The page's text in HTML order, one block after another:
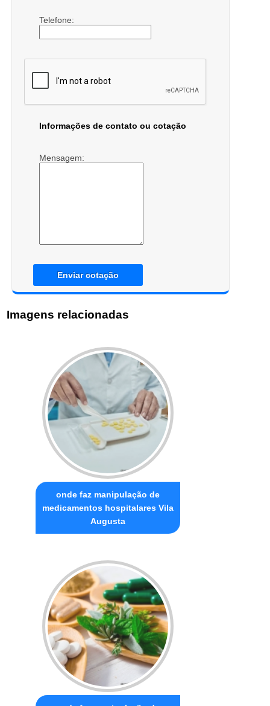
Telefone:
Informações de contato ou cotação
Mensagem:
Enviar cotação
Imagens relacionadas
onde faz manipulação de
medicamentos hospitalares Vila
Augusta